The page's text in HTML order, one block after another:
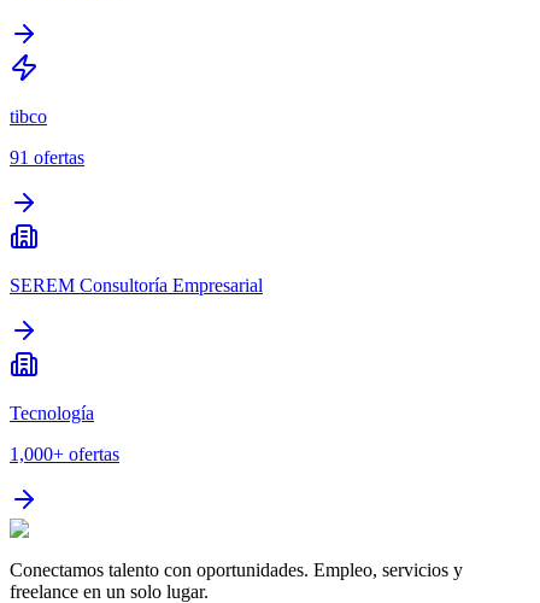
tibco
91 ofertas
SEREM Consultoría Empresarial
Tecnología
1,000+ ofertas
Conectamos talento con oportunidades. Empleo, servicios y
freelance en un solo lugar.